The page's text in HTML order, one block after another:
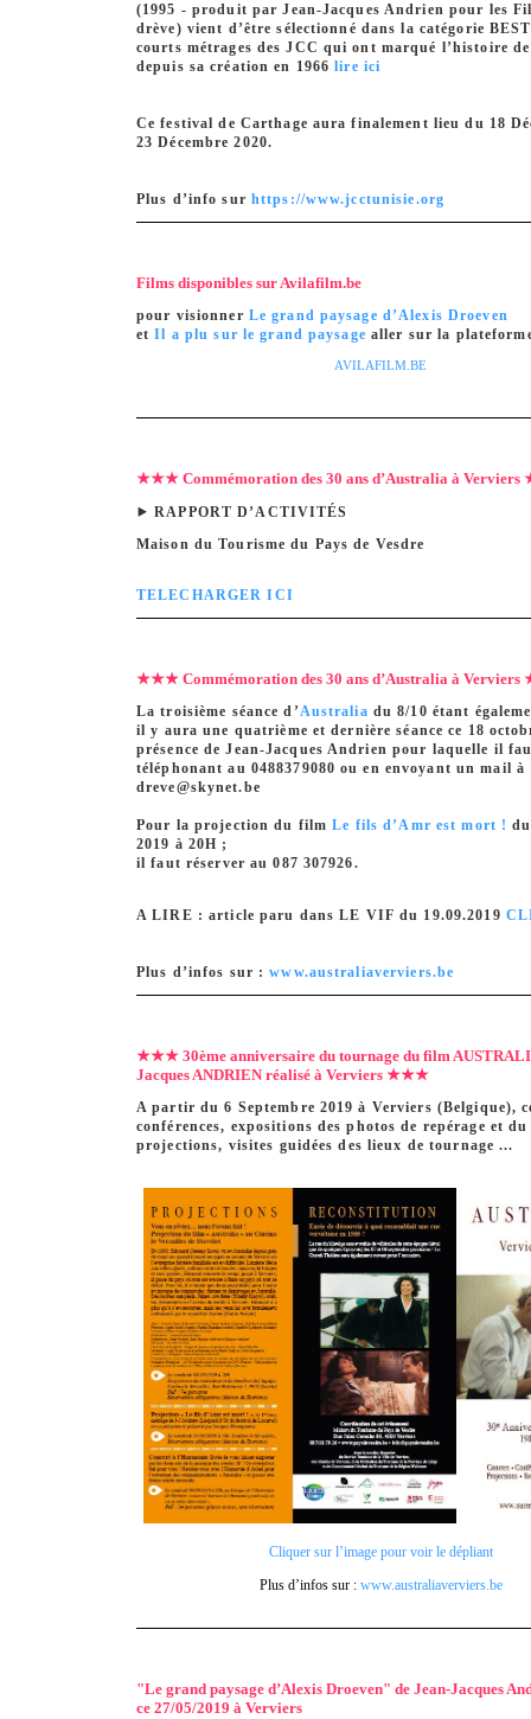
(1995 - produit par Jean-Jacques Andrien pour les
drève) vient d’être sélectionné dans la catégorie
courts métrages des JCC qui ont marqué l’histoire
depuis sa création en 1966lire ici
Ce festival de Carthage aura finalement lieu du 18
23 Décembre 2020.
Plus d’info sur https://www.jcctunisie.org
Films disponibles sur Avilafilm.be
pour visionner
Le grand paysage d’Alexis Droeven
et
Il a plu sur le grand paysage aller sur la
AVILAFILM.BE
★★★ Commémoration des 30 ans d’Australia à
⯈ RAPPORT D’ACTIVITÉS
Maison du Tourisme du Pays de Vesdre
TELECHARGER ICI
★★★ Commémoration des 30 ans d’Australia à
La troisième séance d’ Australia du 8/10 étant
il y aura une quatrième et dernière séance ce 18
présence de Jean-Jacques Andrien pour laquelle il
téléphonant au 0488379080 ou en envoyant un mail à
dreve@skynet.be
Pour la projection du film Le fils d’Amr est mort !
2019 à 20H ;
il faut réserver au 087 307926.
A LIRE : article paru dans LE VIF du 19.09.2019
Plus d’infos sur :www.australiaverviers.be
★★★ 30ème anniversaire du tournage du film
Jacques ANDRIEN réalisé à Verviers ★★★
A partir du 6 Septembre 2019 à Verviers (Belgique),
conférences, expositions des photos de repérage et
projections, visites guidées des lieux de tournage ...
Cliquer sur l’image pour voir le dépliant
Plus d’infos sur : www.australiaverviers.be
"Le grand paysage d’Alexis Droeven" de Jean-Jacques
ce 27/05/2019 à Verviers